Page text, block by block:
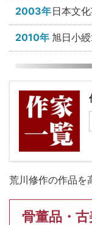
2003年日本文
2010年 旭日小綬
荒川修作の作品を
骨董品・